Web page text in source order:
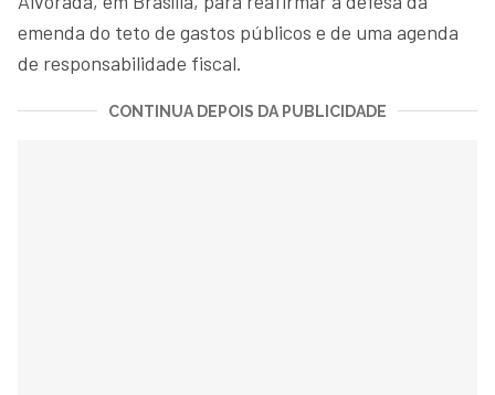
emenda do teto de gastos públicos e de uma agenda
de responsabilidade fiscal.
CONTINUA DEPOIS DA PUBLICIDADE